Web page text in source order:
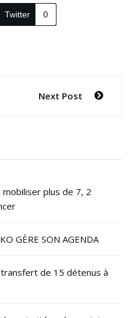
Twitter 0
Next Post
mobiliser plus de 7, 2
GÈRE SON AGENDA
transfert de 15 détenus à